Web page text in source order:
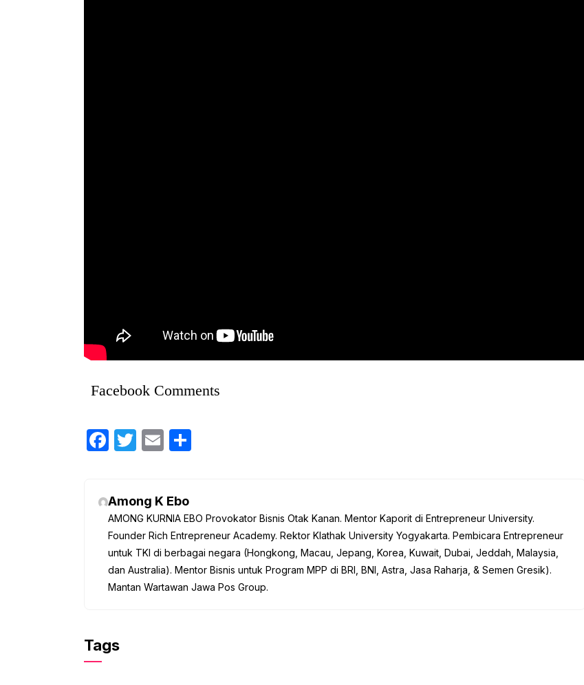
Facebook Comments
F
e
b
o
o
k
T
er
E
Among K Ebo
AMONG KURNIA EBO Provokator Bisnis Otak Kanan. Mentor Kaporit di Entrepreneur University.
Founder Rich Entrepreneur Academy. Rektor Klathak University Yogyakarta. Pembicara Entrepreneur
untuk TKI di berbagai negara (Hongkong, Macau, Jepang, Korea, Kuwait, Dubai, Jeddah, Malaysia,
dan Australia). Mentor Bisnis untuk Program MPP di BRI, BNI, Astra, Jasa Raharja, & Semen Gresik).
Mantan Wartawan Jawa Pos Group.
Tags